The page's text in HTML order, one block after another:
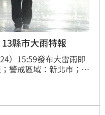
縣市大雨特報
）15:59發布大雷雨即
警戒區域：新北市；持
窪地區慎防淹水，以